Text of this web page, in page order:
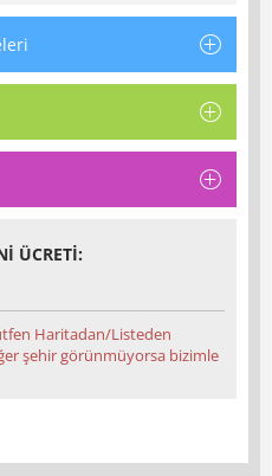
ÜCRETI:
Haritadan/Listeden
şehir görünmüyorsa bizimle